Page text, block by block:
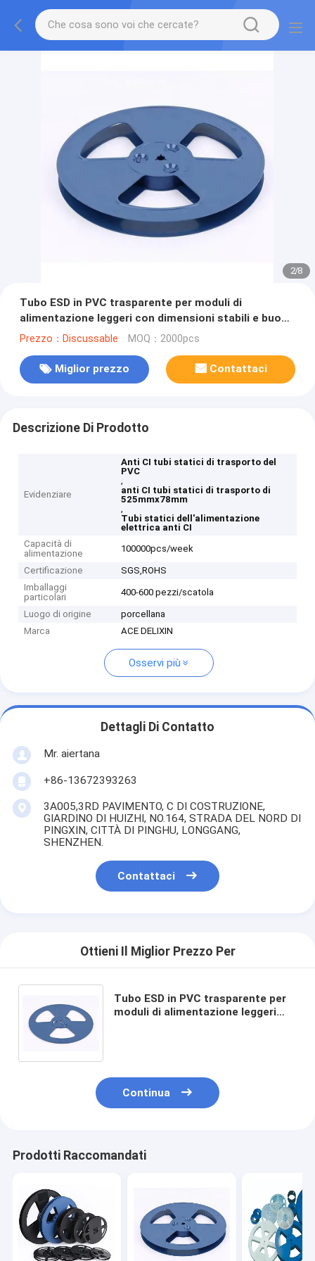
2/8
Tubo ESD in PVC trasparente per moduli di
alimentazione leggeri con dimensioni stabili e buona
resistenza all'impatto
Prezzo：Discussable MOQ：2000pcs
Miglior prezzo Contattaci
Descrizione Di Prodotto
Evidenziare
Anti CI tubi statici di trasporto del
PVC
,
anti CI tubi statici di trasporto di
525mmx78mm
,
Tubi statici dell'alimentazione
elettrica anti CI
Capacità di
alimentazione
100000pcs/week
Certificazione
SGS,ROHS
Imballaggi
particolari
400-600 pezzi/scatola
Luogo di origine
porcellana
Marca
ACE DELIXIN
Osservi più
Dettagli Di Contatto
Mr. aiertana
+86-13672393263
3A005,3RD PAVIMENTO, C DI COSTRUZIONE,
GIARDINO DI HUIZHI, NO.164, STRADA DEL NORD DI
PINGXIN, CITTÀ DI PINGHU, LONGGANG,
SHENZHEN.
Contattaci
Ottieni Il Miglior Prezzo Per
Tubo ESD in PVC trasparente per
moduli di alimentazione leggeri
Continua
Prodotti Raccomandati